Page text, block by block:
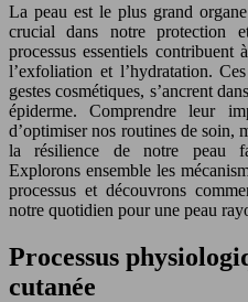
La peau est le plus grand
crucial dans notre protection
processus essentiels
l’exfoliation et l’hydratation.
gestes cosmétiques, s’ancrent
épiderme. Comprendre leur
d’optimiser nos routines de soin,
la résilience de notre peau
Explorons ensemble les
processus et découvrons
notre quotidien pour une peau
Processus
cutanée